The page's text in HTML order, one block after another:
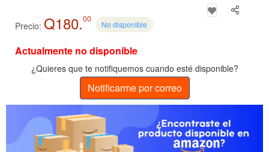
Precio: Q180.00
No disponible
Actualmente no disponible
¿Quieres que te notifiquemos cuando esté disponible?
Notificarme por correo